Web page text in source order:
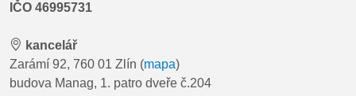
IČO 46995731
kancelář
Zarámí 92, 760 01 Zlín (mapa)
budova Manag, 1. patro dveře č.204